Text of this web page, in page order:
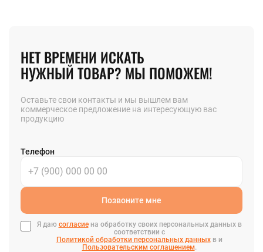
НЕТ ВРЕМЕНИ ИСКАТЬ
НУЖНЫЙ ТОВАР? МЫ ПОМОЖЕМ!
Оставьте свои контакты и мы вышлем вам
коммерческое предложение на интересующую вас
продукцию
Телефон
Позвоните мне
Я даю согласиена обработку своих персональных данных в
соответствии с
Политикой обработки персональных данныхв и
Пользовательским соглашением.